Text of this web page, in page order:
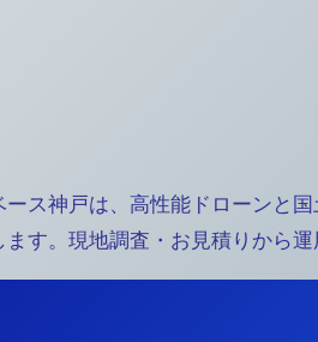
ス神戸は、高性能ドローンと
す。現地調査・お見積りから